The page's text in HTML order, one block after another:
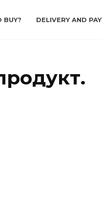
BUY? DELIVERY AND